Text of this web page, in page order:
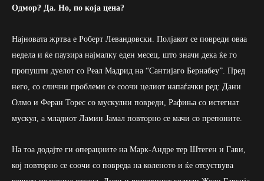
Одмор? Да. Но, по која цена?
Најновата жртва е Роберт Левандовски. Полјакот се повреди оваа
недела и ќе паузира најмалку еден месец, што значи дека ќе го
пропушти дуелот со Реал Мадрид на “Сантијаго Бернабеу”. Пред
него, со слични проблеми се соочи целиот напаѓачки ред: Дани
Олмо и Феран Торес со мускулни повреди, Рафиња со истегнат
мускул, а младиот Ламин Јамал повторно се мачи со препоните.
На тоа додајте ги операциите на Марк-Андре тер Штеген и Гави,
кој повторно се соочи со повреда на коленото и ќе отсуствува